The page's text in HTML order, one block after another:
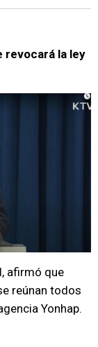
revocará la ley
afirmó que
reúnan todos
Yonhap.